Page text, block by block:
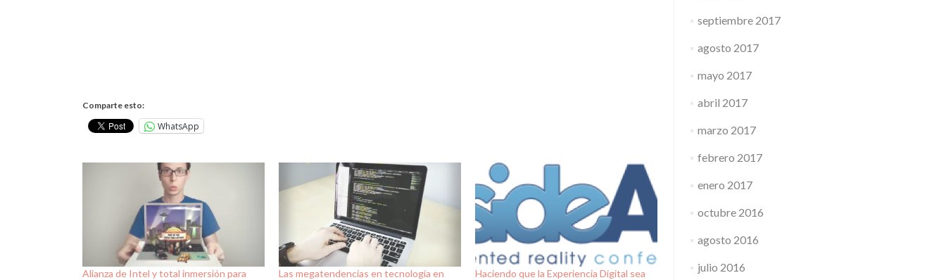
Comparte esto:
WhatsApp
Alianza de Intel y total inmersión para
Las megatendencias en tecnología en
Haciendo que la Experiencia Digital sea
septiembre 2017
agosto 2017
mayo 2017
abril 2017
marzo 2017
febrero 2017
enero 2017
octubre 2016
agosto 2016
julio 2016